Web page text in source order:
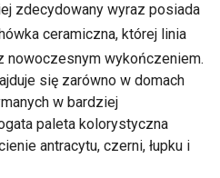
zdecydowany wyraz posiada
ceramiczna, której linia
nowoczesnym wykończeniem.
się zarówno w domach
w bardziej
paleta kolorystyczna
antracytu, czerni, łupku i